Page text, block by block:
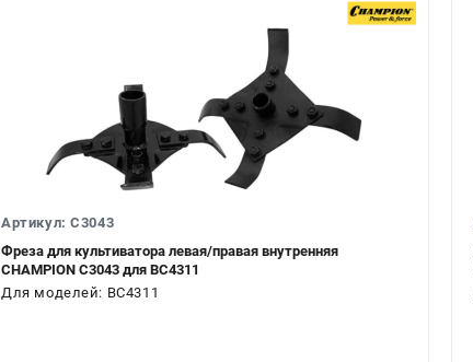
Артикул: C3043
Фреза для культиватора левая/правая внутренняя
CHAMPION C3043 для BC4311
Для моделей: BC4311